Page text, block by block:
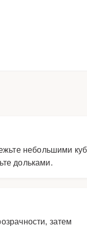
небольшими
дольками.
затем